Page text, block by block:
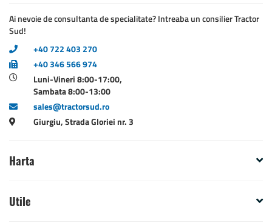
Ai nevoie de consultanta de specialitate? Intreaba un consilier Tractor
Sud!
+40 722 403 270
+40 346 566 974
Luni-Vineri 8:00-17:00,
Sambata 8:00-13:00
sales@tractorsud.ro
Giurgiu, Strada Gloriei nr. 3
Harta
Utile